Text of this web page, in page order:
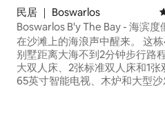
民居 ｜ Boswarlos
Boswarlos B'y The Bay - 海滨度
在沙滩上的海浪声中醒来。 这栋4卧海滩
别墅距离大海不到2分钟步行路
大双人床、2张标准双人床和1张
65英寸智能电视、木炉和大型沙